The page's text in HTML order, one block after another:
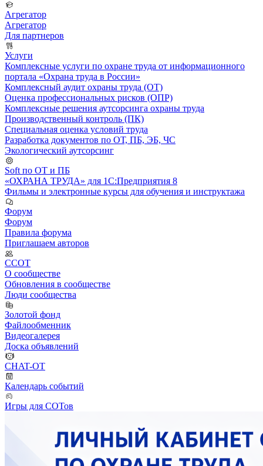
Агрегатор
Агрегатор
Для партнеров
Услуги
Комплексные услуги по охране труда от информационного
портала «Охрана труда в России»
Комплексный аудит охраны труда (ОТ)
Оценка профессиональных рисков (ОПР)
Комплексные решения аутсорсинга охраны труда
Производственный контроль (ПК)
Специальная оценка условий труда
Разработка документов по ОТ, ПБ, ЭБ, ЧС
Экологический аутсорсинг
Soft по ОТ и ПБ
«ОХРАНА ТРУДА» для 1С:Предприятия 8
Фильмы и электронные курсы для обучения и инструктажа
Форум
Форум
Правила форума
Приглашаем авторов
ССОТ
О сообществе
Обновления в сообществе
Люди сообщества
Золотой фонд
Файлообменник
Видеогалерея
Доска объявлений
CHAT-OT
Календарь событий
Игры для СОТов